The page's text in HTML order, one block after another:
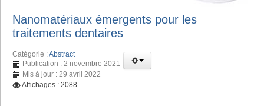
Nanomatériaux émergents pour les
traitements dentaires
Catégorie :Abstract
Publication : 2 novembre 2021
Mis à jour : 29 avril 2022
Affichages : 2088